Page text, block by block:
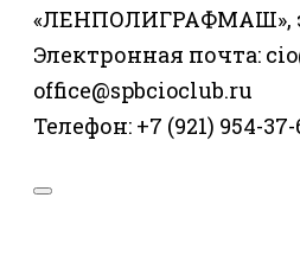
«ЛЕНПОЛИГРАФМАШ»,
Электронная почта:
office@spbcioclub.ru
Телефон: +7 (921) 954-37-